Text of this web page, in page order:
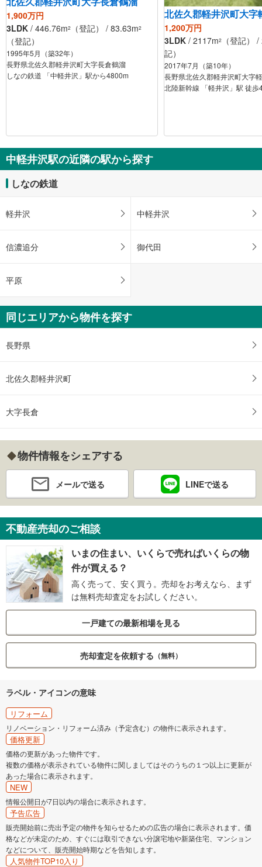
1,900万円
3LDK / 446.76m2 （登記） / 83.63m2
（登記）
1995年5月（築32年）
長野県北佐久郡軽井沢町大字長倉鶴溜
しなの鉄道 「中軽井沢」駅から4800m
北佐久郡軽井沢町大字
1,200万円
3LDK / 2117m2
（登記）
記）
2017年7月（築10年）
長野県北佐久郡軽井沢町大字
北陸新幹線 「軽井沢」駅 徒歩
中軽井沢駅の近隣の駅から探す
しなの鉄道
軽井沢 中軽井沢
信濃追分 御代田
平原
同じエリアから物件を探す
長野県
北佐久郡軽井沢町
大字長倉
物件情報をシェアする
メールで送る LINEで送る
不動産売却のご相談
いまの住まい、いくらで売ればいくらの物
件が買える？
高く売って、安く買う。売却をお考えなら、まず
は無料売却査定をお試しください。
一戸建ての最新相場を見る
売却査定を依頼する （無料）
ラベル・アイコンの意味
リフォーム
リノベーション・リフォーム済み（予定含む）の物件に表示されます。
価格更新
価格の更新があった物件です。
複数の価格が表示されている物件に関しましてはそのうちの１つ以上に更新が
あった場合に表示されます。
NEW
情報公開日が7日以内の場合に表示されます。
予告広告
販売開始前に売出予定の物件を知らせるための広告の場合に表示されます。価
格などが未定のため、すぐには取引できない分譲宅地や新築住宅、マンション
などについて、販売開始時期などを告知します。
人気物件TOP10入り